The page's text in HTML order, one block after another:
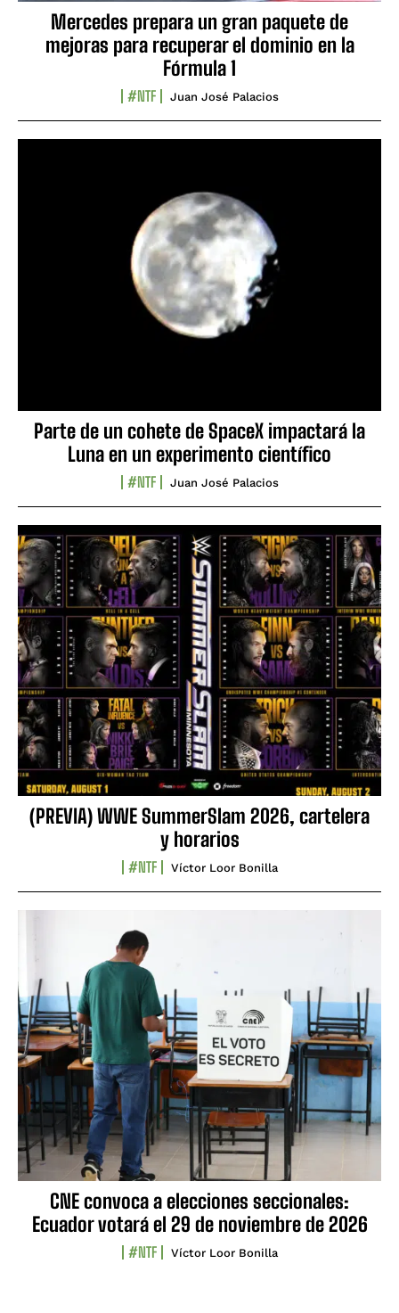
Mercedes prepara un gran paquete de
mejoras para recuperar el dominio en la
Fórmula 1
#NTF Juan José Palacios
Parte de un cohete de SpaceX impactará la
Luna en un experimento científico
#NTF Juan José Palacios
(PREVIA) WWE SummerSlam 2026, cartelera
y horarios
#NTF Víctor Loor Bonilla
CNE convoca a elecciones seccionales:
Ecuador votará el 29 de noviembre de 2026
#NTF Víctor Loor Bonilla